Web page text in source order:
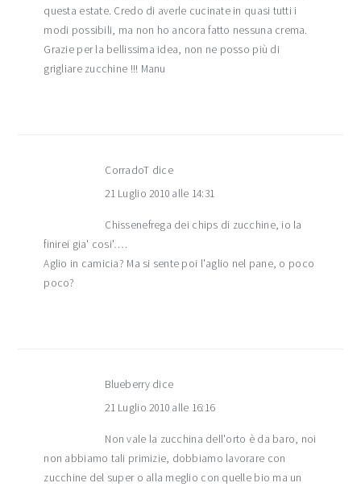
questa estate. Credo di averle cucinate in quasi tutti i
modi possibili, ma non ho ancora fatto nessuna crema.
Grazie per la bellissima idea, non ne posso più di
grigliare zucchine !!! Manu
CorradoT dice
21 Luglio 2010 alle 14:31
Chissenefrega dei chips di zucchine, io la
finirei gia' cosi'….
Aglio in camicia? Ma si sente poi l'aglio nel pane, o poco
poco?
Blueberry dice
21 Luglio 2010 alle 16:16
Non vale la zucchina dell'orto è da baro, noi
non abbiamo tali primizie, dobbiamo lavorare con
zucchine del super o alla meglio con quelle bio ma un